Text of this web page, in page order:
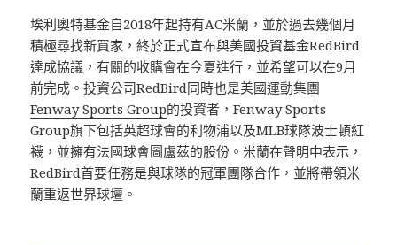
埃利奧特基金自2018年起持有AC米蘭，並於過去幾個月
積極尋找新買家，終於正式宣布與美國投資基金RedBird
達成協議，有關的收購會在今夏進行，並希望可以在9月
前完成。投資公司RedBird同時也是美國運動集團
Fenway Sports Group的投資者，Fenway Sports
Group旗下包括英超球會的利物浦以及MLB球隊波士頓紅
襪，並擁有法國球會圖盧茲的股份。米蘭在聲明中表示，
RedBird首要任務是與球隊的冠軍團隊合作，並將帶領米
蘭重返世界球壇。